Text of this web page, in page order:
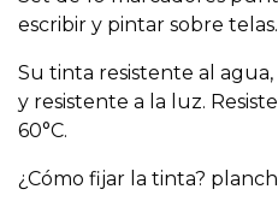
escribir y pintar sobre telas.
Su tinta resistente al
y resistente a la luz.
60°C.
¿Cómo fijar la tinta?